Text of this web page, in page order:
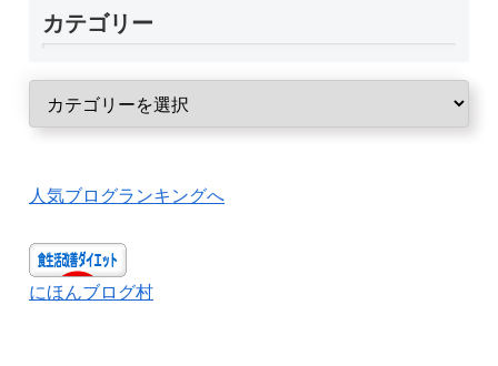
カテゴリー
人気ブログランキングへ
にほんブログ村